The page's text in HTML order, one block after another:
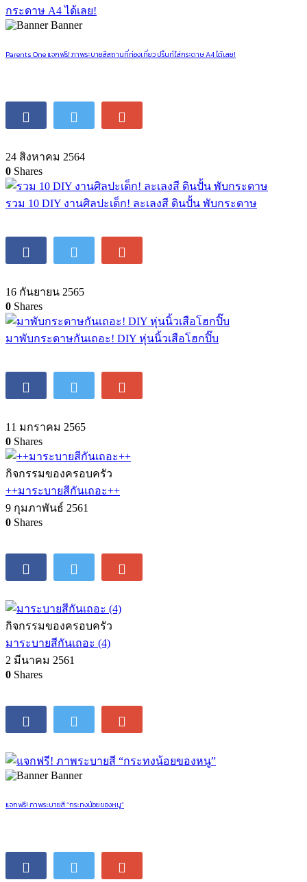
Banner
Parents One แจกฟรี! ภาพระบายสีสถานที่ท่องเที่ยว ปริ้นท์ใส่กระดาษ A4 ได้เลย!
24 สิงหาคม 2564
0 Shares
รวม 10 DIY งานศิลปะเด็ก! ละเลงสี ดินปั้น พับกระดาษ
16 กันยายน 2565
0 Shares
มาพับกระดาษกันเถอะ! DIY หุ่นนิ้วเสือโฮกปิ๊บ
11 มกราคม 2565
0 Shares
กิจกรรมของครอบครัว
++มาระบายสีกันเถอะ++
9 กุมภาพันธ์ 2561
0 Shares
กิจกรรมของครอบครัว
มาระบายสีกันเถอะ (4)
2 มีนาคม 2561
0 Shares
Banner
แจกฟรี! ภาพระบายสี “กระทงน้อยของหนู”